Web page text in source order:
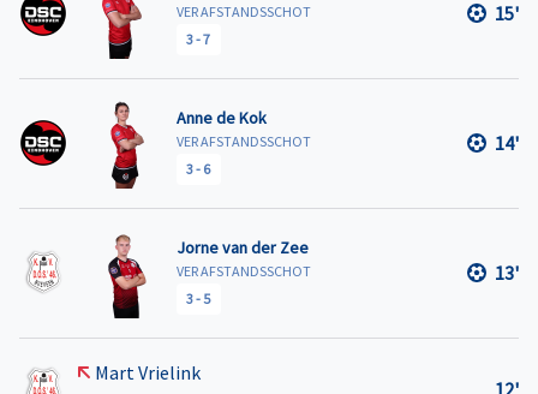
VER AFSTANDSSCHOT
3-7
15'
Anne de Kok
VER AFSTANDSSCHOT
3- 6
14'
Jorne van der Zee
VER AFSTANDSSCHOT
3-5
13'
Mart Vrielink
12'